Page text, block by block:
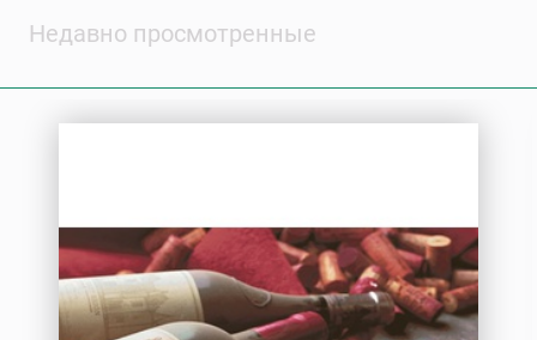
Недавно просмотренные